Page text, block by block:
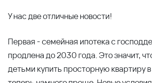
У нас две отличные новости!
Первая - семейная ипотека с
продлена до 2030 года. Это значит,
детьми купить просторную квартиру